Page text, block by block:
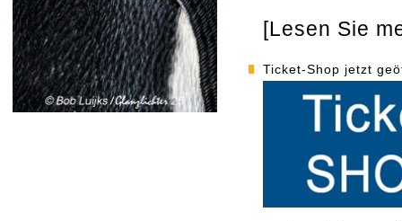
[Lesen Sie
Ticket-Shop jetzt